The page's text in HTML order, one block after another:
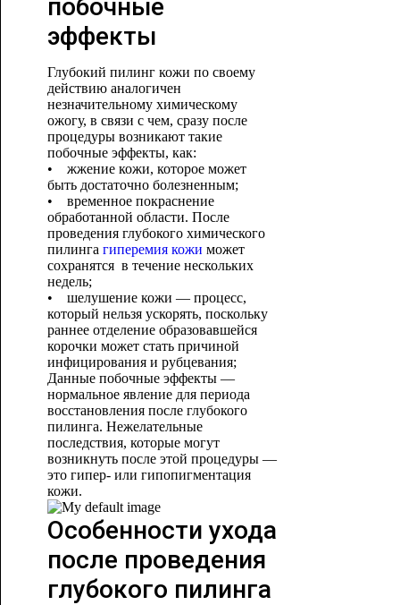
побочные
эффекты
Глубокий пилинг кожи по своему
действию аналогичен
незначительному химическому
ожогу, в связи с чем, сразу после
процедуры возникают такие
побочные эффекты, как:
• жжение кожи, которое может
быть достаточно болезненным;
• временное покраснение
обработанной области. После
проведения глубокого химического
пилинга гиперемия кожи может
сохранятся в течение нескольких
недель;
• шелушение кожи — процесс,
который нельзя ускорять, поскольку
раннее отделение образовавшейся
корочки может стать причиной
инфицирования и рубцевания;
Данные побочные эффекты —
нормальное явление для периода
восстановления после глубокого
пилинга. Нежелательные
последствия, которые могут
возникнуть после этой процедуры —
это гипер- или гипопигментация
кожи.
Особенности ухода
после проведения
глубокого пилинга